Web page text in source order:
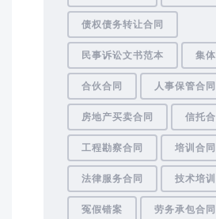
债权债务转让合同
民事诉讼文书范本 集
合伙合同 人事保管合同
房地产买卖合同 信托合
工程勘察合同 培训合同
法律服务合同 技术培
冤假错案 劳务承包合同